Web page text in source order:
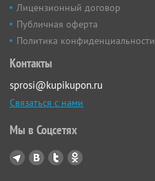
Лицензионный договор
Публичная оферта
Политика конфиденциальности
Контакты
sprosi@kupikupon.ru
Связаться с нами
Мы в Соцсетях